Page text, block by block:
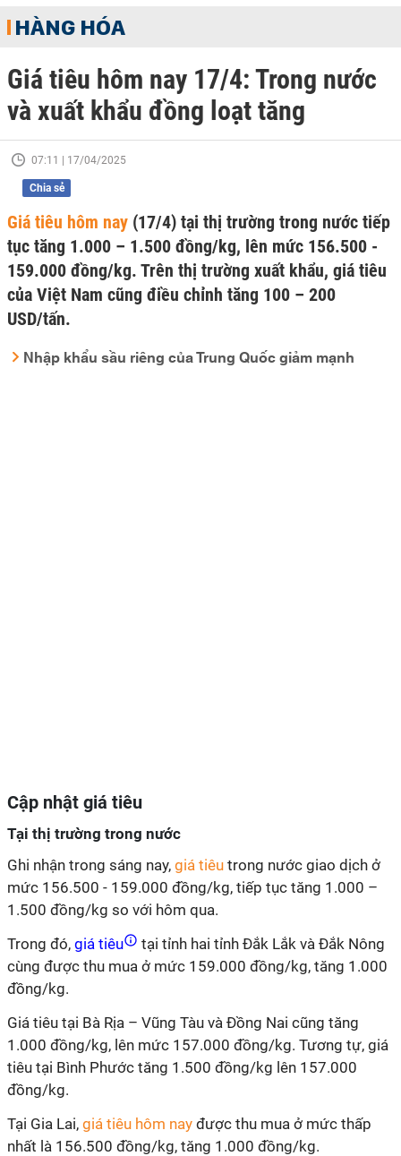
HÀNG HÓA
Giá tiêu hôm nay 17/4: Trong nước
và xuất khẩu đồng loạt tăng
07:11 | 17/04/2025
Chia sẻ
Giá tiêu hôm nay (17/4) tại thị trường trong nước tiếp
tục tăng 1.000 – 1.500 đồng/kg, lên mức 156.500 -
159.000 đồng/kg. Trên thị trường xuất khẩu, giá tiêu
của Việt Nam cũng điều chỉnh tăng 100 – 200
USD/tấn.
Nhập khẩu sầu riêng của Trung Quốc giảm mạnh
Cập nhật giá tiêu
Tại thị trường trong nước
Ghi nhận trong sáng nay, giá tiêu trong nước giao dịch ở
mức 156.500 - 159.000 đồng/kg, tiếp tục tăng 1.000 –
1.500 đồng/kg so với hôm qua.
Trong đó, giá tiêu
tại tỉnh hai tỉnh Đắk Lắk và Đắk Nông
cùng được thu mua ở mức 159.000 đồng/kg, tăng 1.000
đồng/kg.
Giá tiêu tại Bà Rịa – Vũng Tàu và Đồng Nai cũng tăng
1.000 đồng/kg, lên mức 157.000 đồng/kg. Tương tự, giá
tiêu tại Bình Phước tăng 1.500 đồng/kg lên 157.000
đồng/kg.
Tại Gia Lai, giá tiêu hôm nay được thu mua ở mức thấp
nhất là 156.500 đồng/kg, tăng 1.000 đồng/kg.